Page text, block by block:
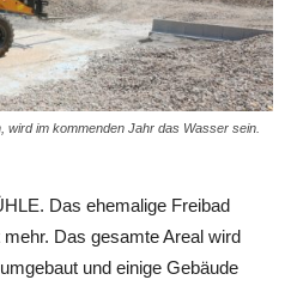
wird im kommenden Jahr das Wasser sein.
Das ehemalige Freibad
Das gesamte Areal wird
und einige Gebäude